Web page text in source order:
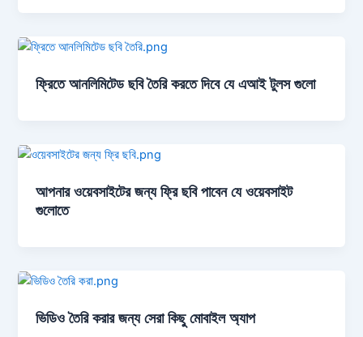
ফ্রিতে আনলিমিটেড ছবি তৈরি করতে দিবে যে এআই টুলস গুলো
আপনার ওয়েবসাইটের জন্য ফ্রি ছবি পাবেন যে ওয়েবসাইট
গুলোতে
ভিডিও তৈরি করার জন্য সেরা কিছু মোবাইল অ্যাপ